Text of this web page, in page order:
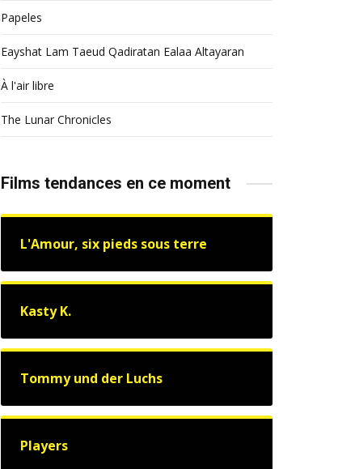
Papeles
Eayshat Lam Taeud Qadiratan Ealaa Altayaran
À l'air libre
The Lunar Chronicles
Films tendances en ce moment
L'Amour, six pieds sous terre
Kasty K.
Tommy und der Luchs
Players